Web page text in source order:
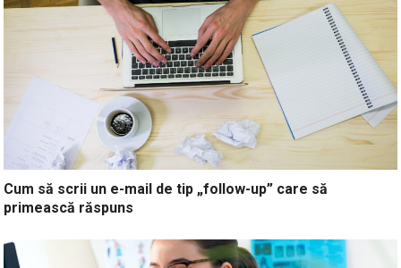
Cum să scrii un e-mail de tip „follow-up” care să
primească răspuns